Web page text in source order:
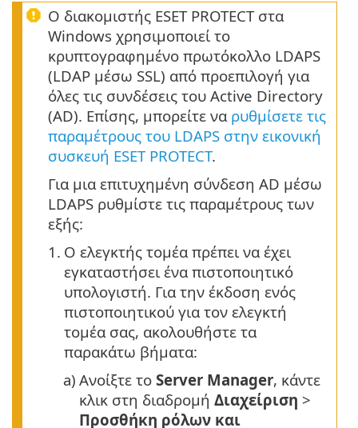
Ο διακομιστής ESET PROTECT στα
Windows χρησιμοποιεί το
κρυπτογραφημένο πρωτόκολλο LDAPS
(LDAP μέσω SSL) από προεπιλογή για
όλες τις συνδέσεις του Active Directory
(AD). Επίσης, μπορείτε να ρυθμίσετε τις
παραμέτρους του LDAPS στην εικονική
συσκευή ESET PROTECT.
Για μια επιτυχημένη σύνδεση AD μέσω
LDAPS ρυθμίστε τις παραμέτρους των
εξής:
1. Ο ελεγκτής τομέα πρέπει να έχει
εγκαταστήσει ένα πιστοποιητικό
υπολογιστή. Για την έκδοση ενός
πιστοποιητικού για τον ελεγκτή
τομέα σας, ακολουθήστε τα
παρακάτω βήματα:
a) Ανοίξτε το Server Manager, κάντε
κλικ στη διαδρομή Διαχείριση >
Προσθήκη ρόλων και